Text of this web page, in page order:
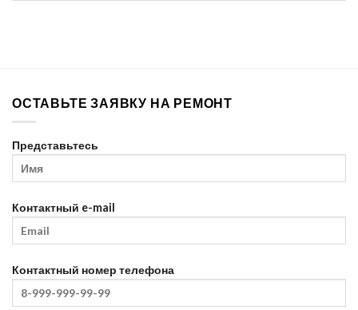
ОСТАВЬТЕ ЗАЯВКУ НА РЕМОНТ
Представьтесь
Контактный e-mail
Контактный номер телефона